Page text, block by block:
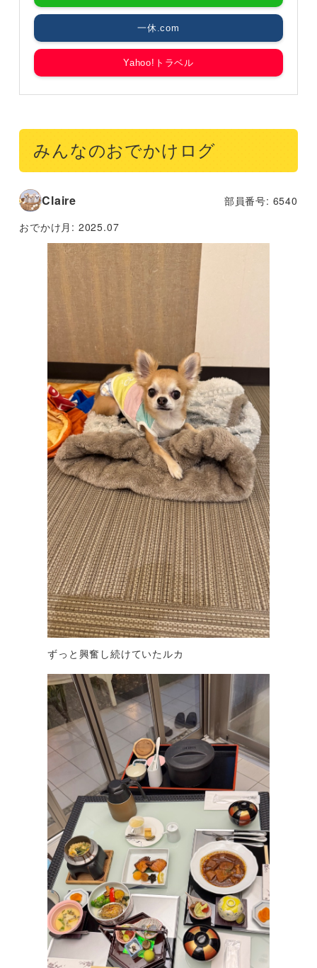
一休.com
Yahoo!トラベル
みんなのおでかけログ
Claire
部員番号: 6540
おでかけ月: 2025.07
ずっと興奮し続けていたルカ